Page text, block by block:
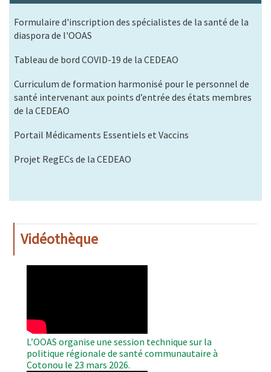
Formulaire d'inscription des spécialistes de la santé de la
diaspora de l'OOAS
Tableau de bord COVID-19 de la CEDEAO
Curriculum de formation harmonisé pour le personnel de
santé intervenant aux points d’entrée des états membres
de la CEDEAO
Portail Médicaments Essentiels et Vaccins
Projet RegECs de la CEDEAO
Vidéothèque
L’OOAS organise une session technique sur la
politique régionale de santé communautaire à
Cotonou le 23 mars 2026.